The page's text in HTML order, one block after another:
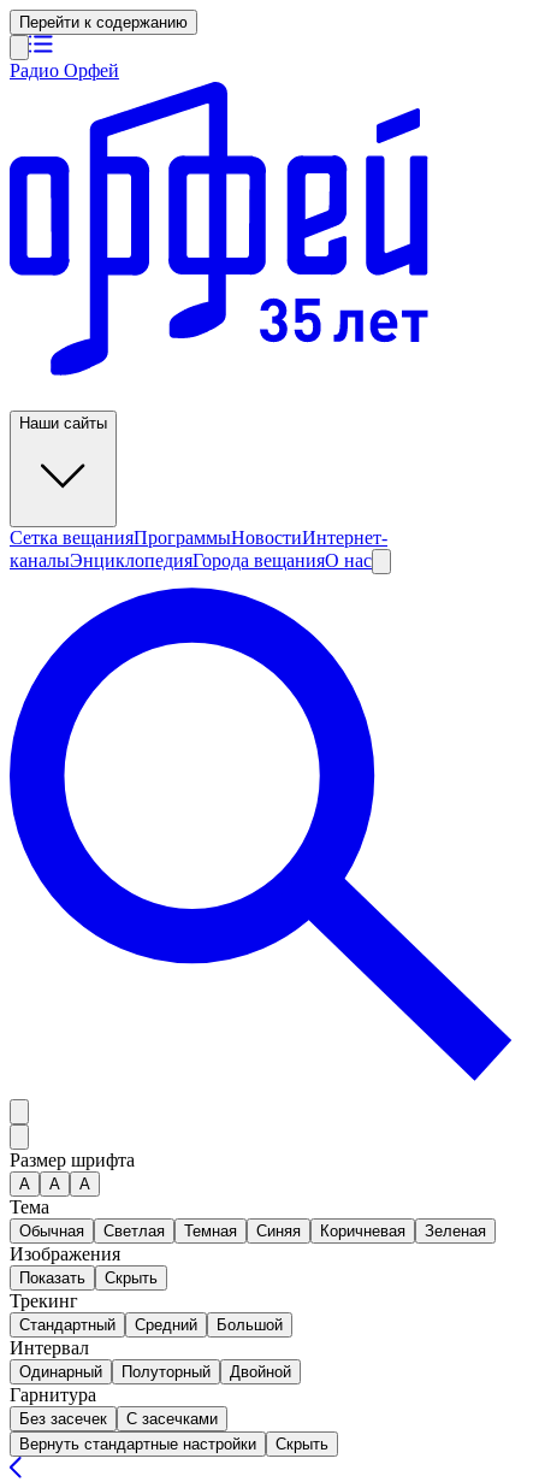
Перейти к содержанию
Радио Орфей
Наши сайты
Сетка вещанияПрограммыНовостиИнтернет-
каналыЭнциклопедияГорода вещанияО нас
Размер шрифта
А A A
Тема
Обычная Светлая Темная Синяя Коричневая Зеленая
Изображения
Показать Скрыть
Трекинг
Стандартный Средний Большой
Интервал
Одинарный Полуторный Двойной
Гарнитура
Без засечек
С засечками
Вернуть стандартные настройки
Скрыть